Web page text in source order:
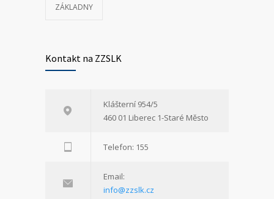
ZÁKLADNY
Kontakt na ZZSLK
Klášterní 954/5
460 01 Liberec 1-Staré Město
Telefon: 155
Email:
info@zzslk.cz